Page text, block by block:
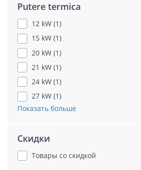
Putere termica
12 kW (1)
15 kW (1)
20 kW (1)
21 kW (1)
24 kW (1)
27 kW (1)
Показать больше
Скидки
Товары со скидкой